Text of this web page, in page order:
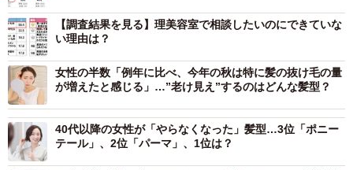
【調査結果を見る】理美容室で相談したいのにできていな
い理由は？
女性の半数「例年に比べ、今年の秋は特に髪の抜け毛の量
が増えたと感じる」…”老け見え”するのはどんな髪型？
40代以降の女性が「やらなくなった」髪型…3位「ポニー
テール」、2位「パーマ」、1位は？